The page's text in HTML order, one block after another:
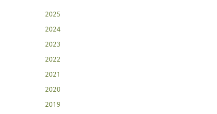
2025
2024
2023
2022
2021
2020
2019